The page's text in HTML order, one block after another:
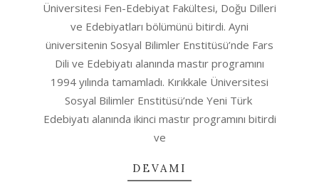
Üniversitesi Fen-Edebiyat Fakültesi, Doğu Dilleri
ve Edebiyatları bölümünü bitirdi. Ayni
üniversitenin Sosyal Bilimler Enstitüsü’nde Fars
Dili ve Edebiyatı alanında mastır programını
1994 yılında tamamladı. Kırıkkale Üniversitesi
Sosyal Bilimler Enstitüsü’nde Yeni Türk
Edebiyatı alanında ikinci mastır programını bitirdi
ve
DEVAMI